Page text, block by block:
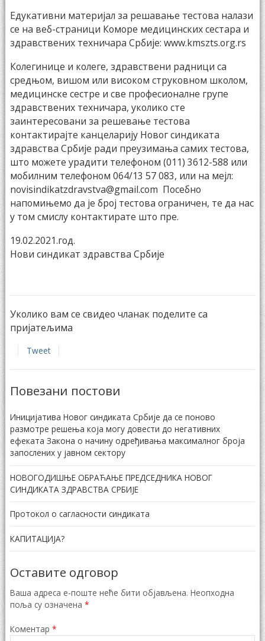
Едукативни материјал за решавање тестова налази
се на веб-страници Коморе медицинских сестара и
здравствених техничара Србије: www.kmszts.org.rs
Колегинице и колеге, здравствени радници са
средњом, вишом или високом струковном школом,
медицинске сестре и све професионалне групе
здравствених техничара, уколико сте
заинтересовани за решевање тестова
контактирајте канцеларију Новог синдиката
здравства Србије ради преузимања самих тестова,
што можете урадити телефоном (011) 3612-588 или
мобилним телефоном 064/13 57 083, или на мејл:
novisindikatzdravstva@gmail.com Посебно
напомињемо да је број тестова ограничен, те да нас
у том смислу контактирате што пре.
19.02.2021.год.
Нови синдикат здравства Србије
Уколико вам се свидео чланак поделите са
пријатељима
Tweet
Повезани постови
Иницијатива Новог синдиката Србије да се поново
размотре решења која могу довести до негативних
ефеката Закона о начину одређивања максималног броја
запослених у јавном сектору
НОВОГОДИШЊЕ ОБРАЋАЊЕ ПРЕДСЕДНИКА НОВОГ
СИНДИКАТА ЗДРАВСТВА СРБИЈЕ
Протокол о сагласности синдиката
КАПИТАЦИЈА?
Оставите одговор
Ваша адреса е-поште неће бити објављена. Неопходна
поља су означена *
Коментар *